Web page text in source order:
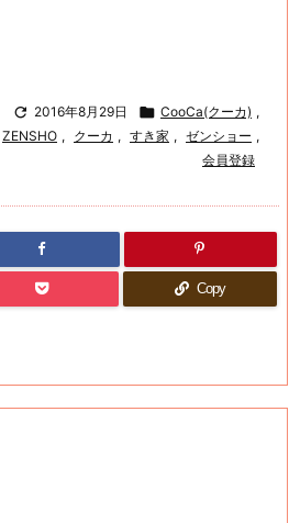
 2016年8月29日  CooCa(クーカ) ,
ZENSHO , クーカ , すき家 , ゼンショー ,
会員登録
Copy